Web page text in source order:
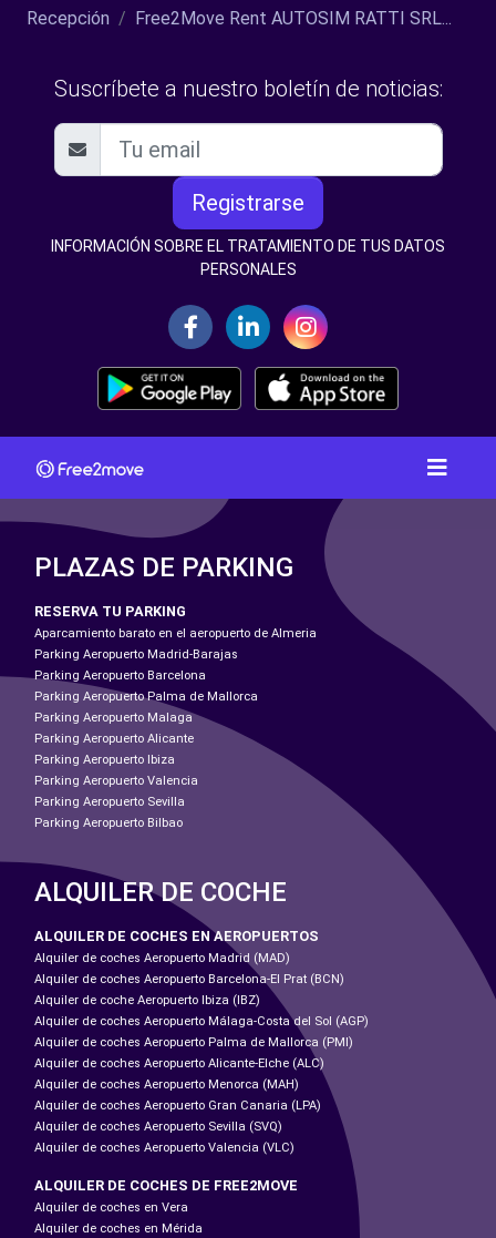
Recepción Free2Move Rent AUTOSIM RATTI SRL...
Suscríbete a nuestro boletín de noticias:
Registrarse
INFORMACIÓN SOBRE EL TRATAMIENTO DE TUS DATOS
PERSONALES
PLAZAS DE PARKING
RESERVA TU PARKING
Aparcamiento barato en el aeropuerto de Almeria
Parking Aeropuerto Madrid-Barajas
Parking Aeropuerto Barcelona
Parking Aeropuerto Palma de Mallorca
Parking Aeropuerto Malaga
Parking Aeropuerto Alicante
Parking Aeropuerto Ibiza
Parking Aeropuerto Valencia
Parking Aeropuerto Sevilla
Parking Aeropuerto Bilbao
ALQUILER DE COCHE
ALQUILER DE COCHES EN AEROPUERTOS
Alquiler de coches Aeropuerto Madrid (MAD)
Alquiler de coches Aeropuerto Barcelona-El Prat (BCN)
Alquiler de coche Aeropuerto Ibiza (IBZ)
Alquiler de coches Aeropuerto Málaga-Costa del Sol (AGP)
Alquiler de coches Aeropuerto Palma de Mallorca (PMI)
Alquiler de coches Aeropuerto Alicante-Elche (ALC)
Alquiler de coches Aeropuerto Menorca (MAH)
Alquiler de coches Aeropuerto Gran Canaria (LPA)
Alquiler de coches Aeropuerto Sevilla (SVQ)
Alquiler de coches Aeropuerto Valencia (VLC)
ALQUILER DE COCHES DE FREE2MOVE
Alquiler de coches en Vera
Alquiler de coches en Mérida